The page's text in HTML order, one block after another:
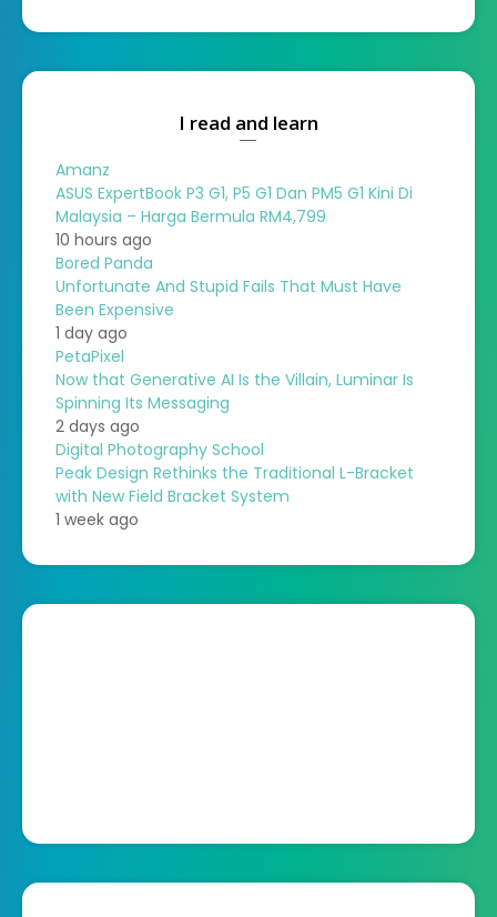
I read and learn
Amanz
ASUS ExpertBook P3 G1, P5 G1 Dan PM5 G1 Kini Di
Malaysia – Harga Bermula RM4,799
10 hours ago
Bored Panda
Unfortunate And Stupid Fails That Must Have
Been Expensive
1 day ago
PetaPixel
Now that Generative AI Is the Villain, Luminar Is
Spinning Its Messaging
2 days ago
Digital Photography School
Peak Design Rethinks the Traditional L-Bracket
with New Field Bracket System
1 week ago